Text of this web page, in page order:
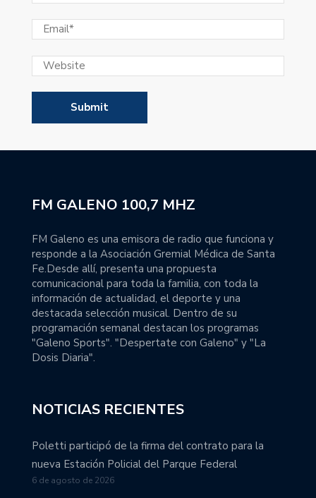
FM GALENO 100,7 MHZ
FM Galeno es una emisora de radio que funciona y
responde a la Asociación Gremial Médica de Santa
Fe.Desde allí, presenta una propuesta
comunicacional para toda la familia, con toda la
información de actualidad, el deporte y una
destacada selección musical. Dentro de su
programación semanal destacan los programas
"Galeno Sports". "Despertate con Galeno" y "La
Dosis Diaria".
NOTICIAS RECIENTES
Poletti participó de la firma del contrato para la
nueva Estación Policial del Parque Federal
6 de agosto de 2026